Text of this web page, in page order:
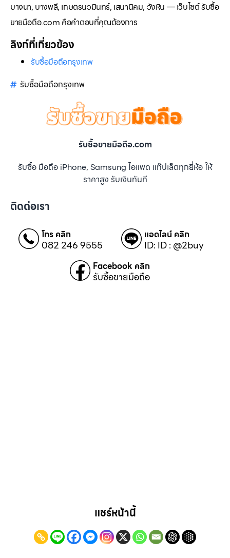
บางนา, บางพลี, เกษตรนวมินทร์, เสนานิคม, วังหิน — เว็บไซต์ รับซื้อ
ขายมือถือ.com คือคำตอบที่คุณต้องการ
ลิงก์ที่เกี่ยวข้อง
รับซื้อมือถือกรุงเทพ
รับซื้อมือถือกรุงเทพ
รับซื้อขายมือถือ.com
รับซื้อ มือถือ iPhone, Samsung ไอแพด แท๊ปเล็ตทุกยี่ห้อ ให้
ราคาสูง รับเงินทันที
ติดต่อเรา
โทร คลิก
082 246 9555
แอดไลน์ คลิก
ID: ID : @2buy
Facebook คลิก
รับซื้อขายมือถือ
แชร์หน้านี้